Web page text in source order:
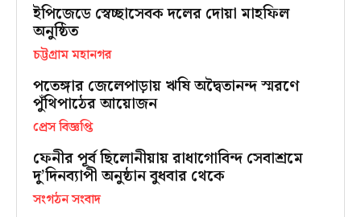
ইপিজেডে স্বেচ্ছাসেবক দলের দোয়া মাহফিল
অনুষ্ঠিত
চট্টগ্রাম মহানগর
পতেঙ্গার জেলেপাড়ায় ঋষি অদ্বৈতানন্দ স্মরণে
পুঁথিপাঠের আয়োজন
প্রেস বিজ্ঞপ্তি
ফেনীর পূর্ব ছিলোনীয়ায় রাধাগোবিন্দ সেবাশ্রমে
দু’দিনব্যাপী অনুষ্ঠান বুধবার থেকে
সংগঠন সংবাদ